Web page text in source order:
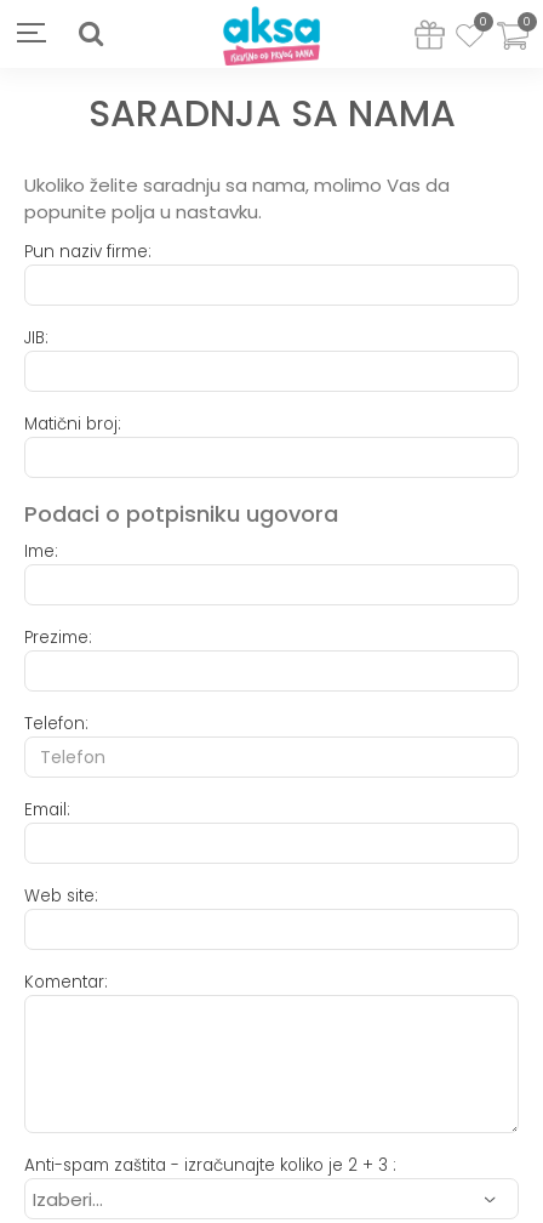
0
0
SARADNJA SA NAMA
Ukoliko želite saradnju sa nama, molimo Vas da
popunite polja u nastavku.
Pun naziv firme:
JIB:
Matični broj:
Podaci o potpisniku ugovora
Ime:
Prezime:
Telefon:
Email:
Web site:
Komentar:
Anti-spam zaštita - izračunajte koliko je 2 + 3 :